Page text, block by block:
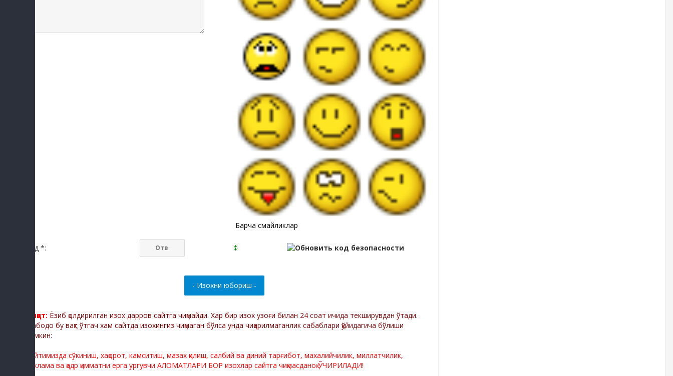
Барча смайликлар
Код *:
Диққат: Ёзиб қолдирилган изох дарров сайтга чиқмайди. Хар бир изох узоғи билан 24 соат ичида текширувдан ўтади.
Мабодо бу вақт ўтгач хам сайтда изохингиз чиқмаган бўлса унда чиқарилмаганлик сабаблари қўйидагича бўлиши
мумкин:
Сайтимизда сўкиниш, хақорот, камситиш, мазах қилиш, салбий ва диний тарғибот, махалийчилик, миллатчилик,
реклама ва қадр қимматни ерга ургувчи АЛОМАТЛАРИ БОР изохлар сайтга чиқмасданоқ ЎЧИРИЛАДИ!